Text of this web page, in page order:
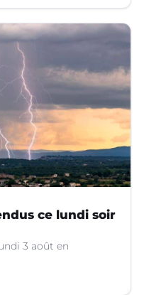
ce lundi soir
3 août en